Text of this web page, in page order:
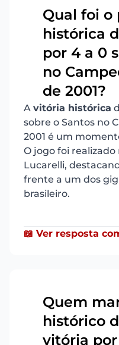
Qual foi o
histórica
por 4 a 0
no
de 2001?
A vitória histórica
sobre o Santos no
2001 é um
O jogo foi realizado
Lucarelli,
frente a um dos
brasileiro.
📖 Ver resposta
Quem
histórico
vitória por